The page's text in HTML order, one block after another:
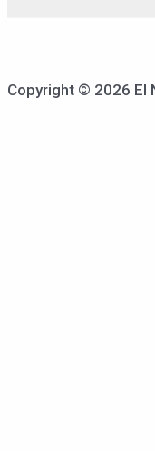
Copyright © 2026 El